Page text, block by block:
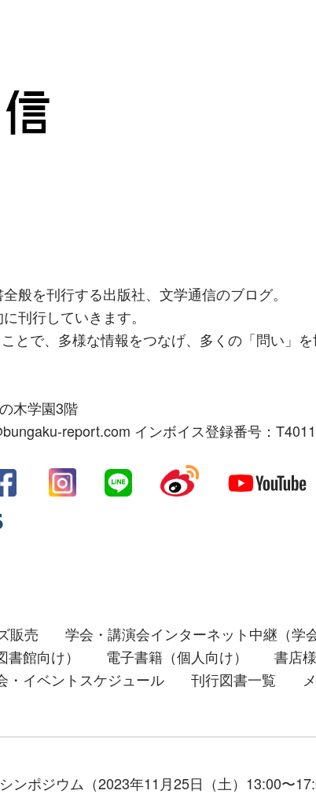
般を刊行する出版社、文学通信のブログ。
刊行していきます。
とで、多様な情報をつなげ、多くの「問い」
木学園3階
report.com インボイス登録番号：
販売
学会・講演会インターネット中継（学
館向け） 電子書籍（個人向け）
書店
・イベントスケジュール 刊行図書一覧
ンポジウム（2023年11月25日（土）13:00〜